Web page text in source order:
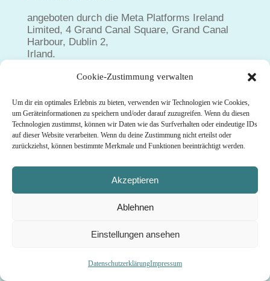
Cookie-Zustimmung verwalten
Um dir ein optimales Erlebnis zu bieten, verwenden wir Technologien wie Cookies,
um Geräteinformationen zu speichern und/oder darauf zuzugreifen. Wenn du diesen
Technologien zustimmst, können wir Daten wie das Surfverhalten oder eindeutige IDs
auf dieser Website verarbeiten. Wenn du deine Zustimmung nicht erteilst oder
zurückziehst, können bestimmte Merkmale und Funktionen beeinträchtigt werden.
Akzeptieren
Ablehnen
Einstellungen ansehen
DatenschutzerklärungImpressum
angeboten durch die Meta Platforms Ireland
Limited, 4 Grand Canal Square, Grand Canal
Harbour, Dublin 2,
Irland.
eine direkte Verbindung zwischen Ihrem
Instagram-Server hergestellt. Instagram erhält
dadurch Informationen über den Besuch dieser
Website
durch Sie.
Wenn Sie in Ihrem Instagram-Account
des Instagram-Buttons
die Inhalte dieser Website mit Ihrem Instagram-
weisen darauf hin, dass wir als Anbieter der
Kenntnis vom Inhalt der übermittelten Daten
sowie deren Nutzung durch Instagram erhalten.